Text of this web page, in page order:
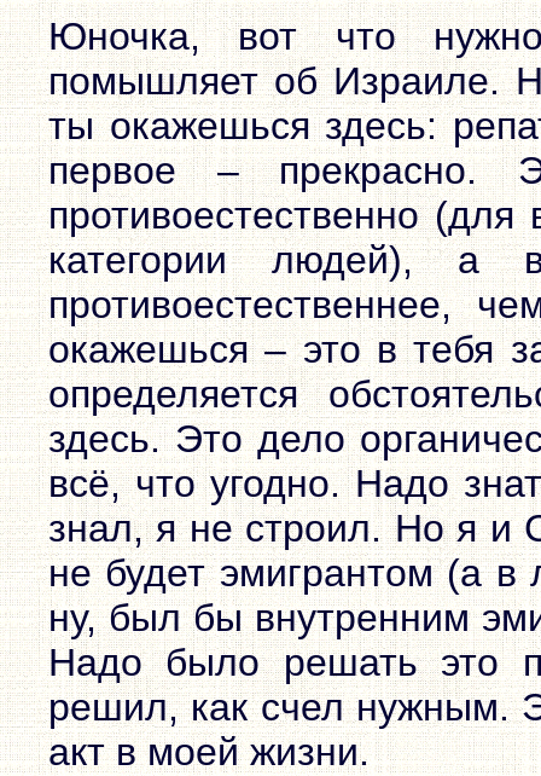
Юночка, вот что
помышляет об Израиле.
ты окажешься здесь:
первое – прекрасно.
противоестественно
категории людей), а
противоестественнее,
окажешься – это в тебя
определяется
здесь. Это дело
всё, что угодно. Надо
знал, я не строил. Но я и
не будет эмигрантом (а
ну, был бы внутренним
Надо было решать это
решил, как счел нужным.
акт в моей жизни.